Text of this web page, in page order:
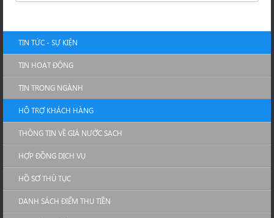
TIN TỨC - SỰ KIỆN
TIN HOẠT ĐỘNG
TIN TRONG NGÀNH
HỖ TRỢ KHÁCH HÀNG
THÔNG TIN VỀ GIÁ NƯỚC SẠCH
HỢP ĐỒNG DỊCH VỤ
HỒ SƠ THỦ TỤC
DANH SÁCH ĐIỂM THU TIỀN